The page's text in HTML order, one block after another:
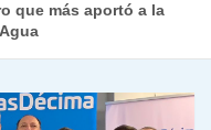
que más aportó a la